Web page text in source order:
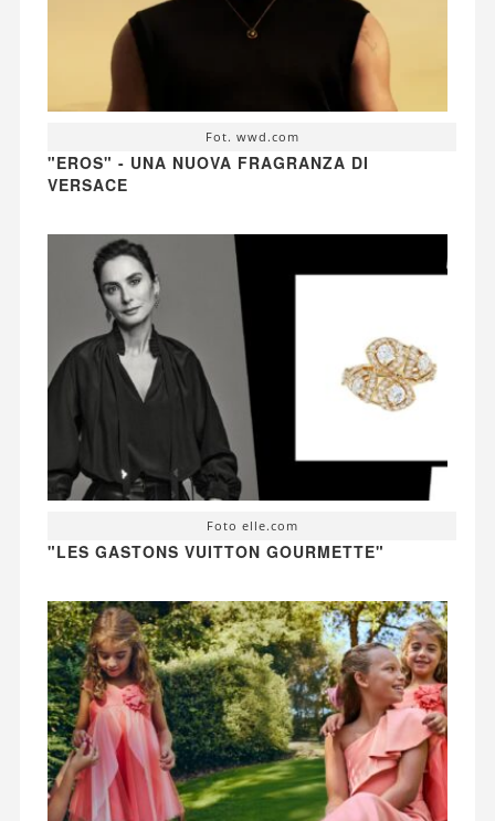
Fot. wwd.com
"EROS" - UNA NUOVA FRAGRANZA DI
VERSACE
Foto elle.com
"LES GASTONS VUITTON GOURMETTE"